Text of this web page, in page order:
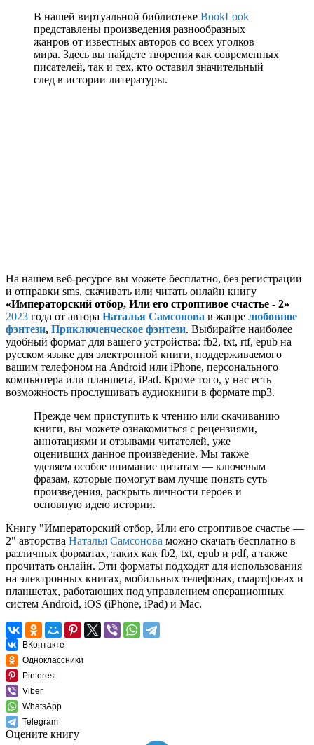
В нашей виртуальной библиотеке BookLook
представлены произведения разнообразных
жанров от известных авторов со всех уголков
мира. Здесь вы найдете творения как современных
писателей, так и тех, кто оставил значительный
след в истории литературы.
На нашем веб-ресурсе вы можете бесплатно, без регистрации
и отправки sms, скачивать или читать онлайн книгу
«Императорский отбор, Или его строптивое счастье - 2»
2023 года от автора Наталья Самсонова в жанре любовное
фэнтези, Приключенческое фэнтези. Выбирайте наиболее
удобный формат для вашего устройства: fb2, txt, rtf, epub на
русском языке для электронной книги, поддерживаемого
вашим телефоном на Android или iPhone, персонального
компьютера или планшета, iPad. Кроме того, у нас есть
возможность прослушивать аудиокниги в формате mp3.
Прежде чем приступить к чтению или скачиванию
книги, вы можете ознакомиться с рецензиями,
аннотациями и отзывами читателей, уже
оценивших данное произведение. Мы также
уделяем особое внимание цитатам — ключевым
фразам, которые помогут вам лучше понять суть
произведения, раскрыть личности героев и
основную идею истории.
Книгу "Императорский отбор, Или его строптивое счастье —
2" авторства Наталья Самсонова можно скачать бесплатно в
различных форматах, таких как fb2, txt, epub и pdf, а также
прочитать онлайн. Эти форматы подходят для использования
на электронных книгах, мобильных телефонах, смартфонах и
планшетах, работающих под управлением операционных
систем Android, iOS (iPhone, iPad) и Mac.
ВКонтакте
Одноклассники
Pinterest
Viber
WhatsApp
Telegram
Оцените книгу